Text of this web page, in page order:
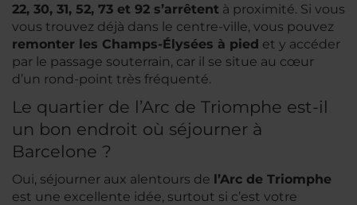
22, 30, 31, 52, 73 et 92 s’arrêtent à proximité. Si vous
vous trouvez déjà dans le centre-ville, vous pouvez
remonter les Champs-Élysées à pied et y accéder
par le passage souterrain, car il se situe au cœur
d’un rond-point très fréquenté.
Le quartier de l’Arc de Triomphe est-il
un bon endroit où séjourner à
Barcelone ?
Oui, séjourner aux alentours de l’Arc de Triomphe
est une excellente idée, surtout si c’est votre